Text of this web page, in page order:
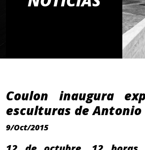
Coulon inaugura
esculturas de
9/Oct/2015